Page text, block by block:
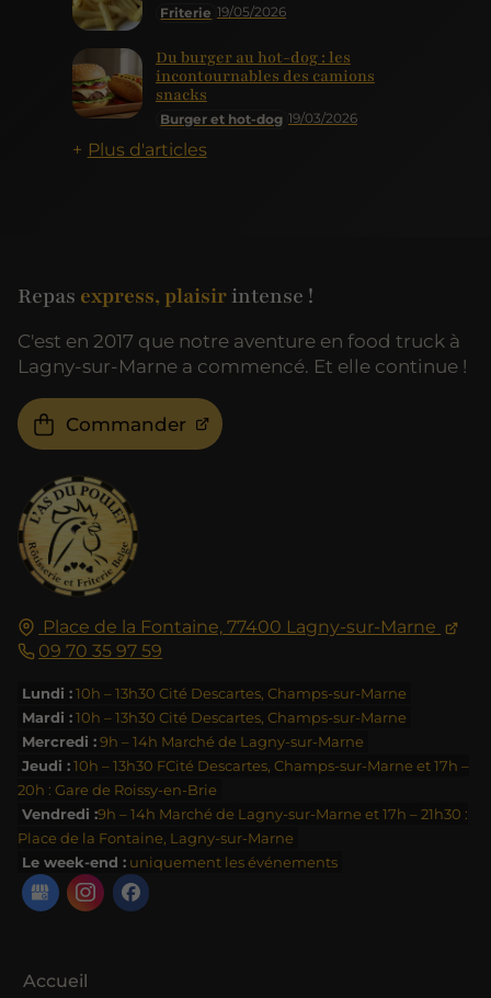
Friterie 19/05/2026
Burger et hot-dog 19/03/2026
Du burger au hot-dog : les
incontournables des camions
snacks
Plus d'articles
Place de la Fontaine, 77400 Lagny-sur-Marne
09 70 35 97 59
Lundi :10h – 13h30 Cité Descartes, Champs-sur-Marne
Mardi :10h – 13h30 Cité Descartes, Champs-sur-Marne
Mercredi :9h – 14h Marché de Lagny-sur-Marne
Jeudi :10h – 13h30 FCité Descartes, Champs-sur-Marne et 17h –
20h : Gare de Roissy-en-Brie
Vendredi :9h – 14h Marché de Lagny-sur-Marne et 17h – 21h30 :
Place de la Fontaine, Lagny-sur-Marne
Le week-end : uniquement les événements
Accueil
Repas express, plaisirintense !
C'est en 2017 que notre aventure en food truck à
Lagny-sur-Marne a commencé. Et elle continue !
Commander